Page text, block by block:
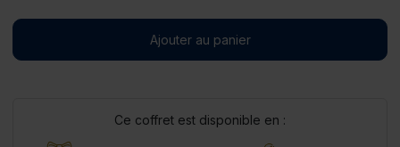
Ajouter au panier
Ce coffret est disponible en :